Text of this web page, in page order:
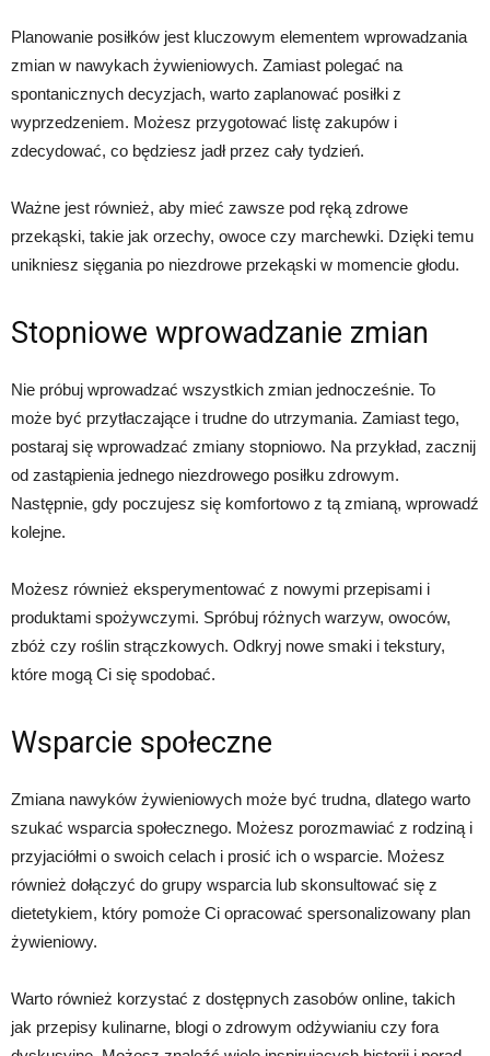
Planowanie posiłków jest kluczowym elementem wprowadzania
zmian w nawykach żywieniowych. Zamiast polegać na
spontanicznych decyzjach, warto zaplanować posiłki z
wyprzedzeniem. Możesz przygotować listę zakupów i
zdecydować, co będziesz jadł przez cały tydzień.
Ważne jest również, aby mieć zawsze pod ręką zdrowe
przekąski, takie jak orzechy, owoce czy marchewki. Dzięki temu
unikniesz sięgania po niezdrowe przekąski w momencie głodu.
Stopniowe wprowadzanie zmian
Nie próbuj wprowadzać wszystkich zmian jednocześnie. To
może być przytłaczające i trudne do utrzymania. Zamiast tego,
postaraj się wprowadzać zmiany stopniowo. Na przykład, zacznij
od zastąpienia jednego niezdrowego posiłku zdrowym.
Następnie, gdy poczujesz się komfortowo z tą zmianą, wprowadź
kolejne.
Możesz również eksperymentować z nowymi przepisami i
produktami spożywczymi. Spróbuj różnych warzyw, owoców,
zbóż czy roślin strączkowych. Odkryj nowe smaki i tekstury,
które mogą Ci się spodobać.
Wsparcie społeczne
Zmiana nawyków żywieniowych może być trudna, dlatego warto
szukać wsparcia społecznego. Możesz porozmawiać z rodziną i
przyjaciółmi o swoich celach i prosić ich o wsparcie. Możesz
również dołączyć do grupy wsparcia lub skonsultować się z
dietetykiem, który pomoże Ci opracować spersonalizowany plan
żywieniowy.
Warto również korzystać z dostępnych zasobów online, takich
jak przepisy kulinarne, blogi o zdrowym odżywianiu czy fora